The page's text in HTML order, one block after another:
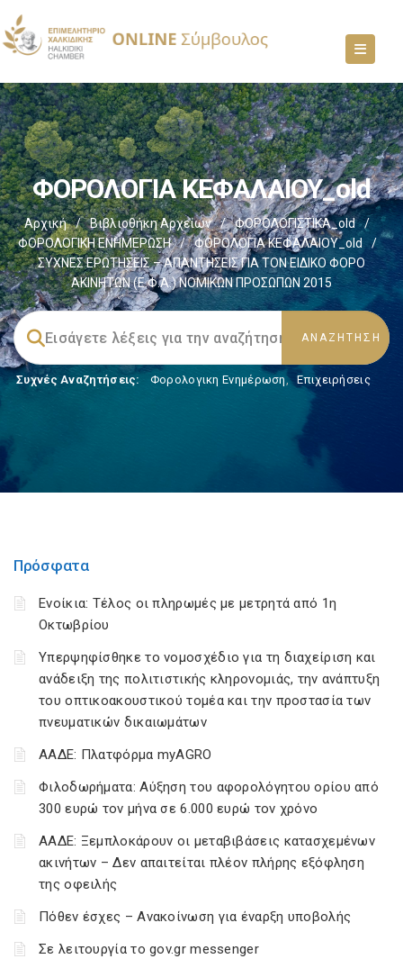
ΦΟΡΟΛΟΓΙΑ ΚΕΦΑΛΑΙΟΥ_old
Αρχική / Βιβλιοθήκη Αρχείων / ΦΟΡΟΛΟΓΙΣΤΙΚΑ_old
/
ΦΟΡΟΛΟΓΙΚΗ ΕΝΗΜΕΡΩΣΗ
/ ΦΟΡΟΛΟΓΙΑ ΚΕΦΑΛΑΙΟΥ_old
/
ΣΥΧΝΕΣ ΕΡΩΤΗΣΕΙΣ – ΑΠΑΝΤΗΣΕΙΣ ΓΙΑ ΤΟΝ ΕΙΔΙΚΟ ΦΟΡΟ
ΑΚΙΝΗΤΩΝ (Ε.Φ.Α.) ΝΟΜΙΚΩΝ ΠΡΟΣΩΠΩΝ 2015
Συχνές Αναζητήσεις: Φορολογικη Ενημέρωση, Επιχειρήσεις
Πρόσφατα
Ενοίκια: Τέλος οι πληρωμές με μετρητά από 1η
Οκτωβρίου
Υπερψηφίσθηκε το νομοσχέδιο για τη διαχείριση και
ανάδειξη της πολιτιστικής κληρονομιάς, την ανάπτυξη
του οπτικοακουστικού τομέα και την προστασία των
πνευματικών δικαιωμάτων
ΑΑΔΕ: Πλατφόρμα myAGRO
Φιλοδωρήματα: Αύξηση του αφορολόγητου ορίου από
300 ευρώ τον μήνα σε 6.000 ευρώ τον χρόνο
ΑΑΔΕ: Ξεμπλοκάρουν οι μεταβιβάσεις κατασχεμένων
ακινήτων – Δεν απαιτείται πλέον πλήρης εξόφληση
της οφειλής
Πόθεν έσχες – Ανακοίνωση για έναρξη υποβολής
Σε λειτουργία το gov.gr messenger